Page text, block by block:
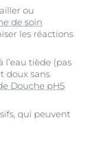
ou
de soin
les réactions
tiède (pas
doux sans
Douche pH5
qui peuvent